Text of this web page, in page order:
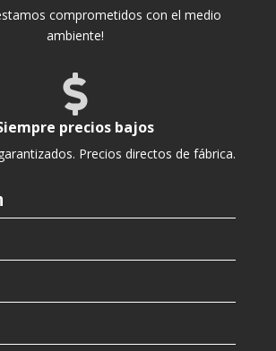
comprometidos con el medio
ambiente!

precios bajos
Precios directos de fábrica.